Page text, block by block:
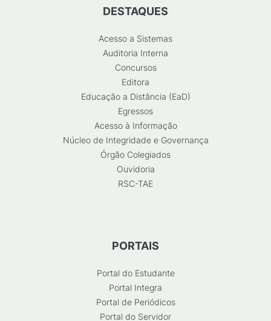
DESTAQUES
Acesso a Sistemas
Auditoria Interna
Concursos
Editora
Educação a Distância (EaD)
Egressos
Acesso à Informação
Núcleo de Integridade e Governança
Órgão Colegiados
Ouvidoria
RSC-TAE
PORTAIS
Portal do Estudante
Portal Integra
Portal de Periódicos
Portal do Servidor